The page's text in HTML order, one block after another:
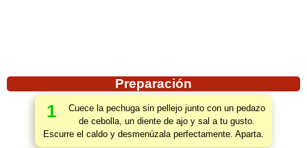
Preparación
1
Cuece la pechuga sin pellejo junto con un pedazo
de cebolla, un diente de ajo y sal a tu gusto.
Escurre el caldo y desmenúzala perfectamente. Aparta.